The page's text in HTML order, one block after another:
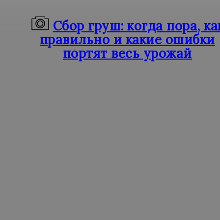
Сбор груш: когда пора,
правильно и какие ошибки
портят весь урожай